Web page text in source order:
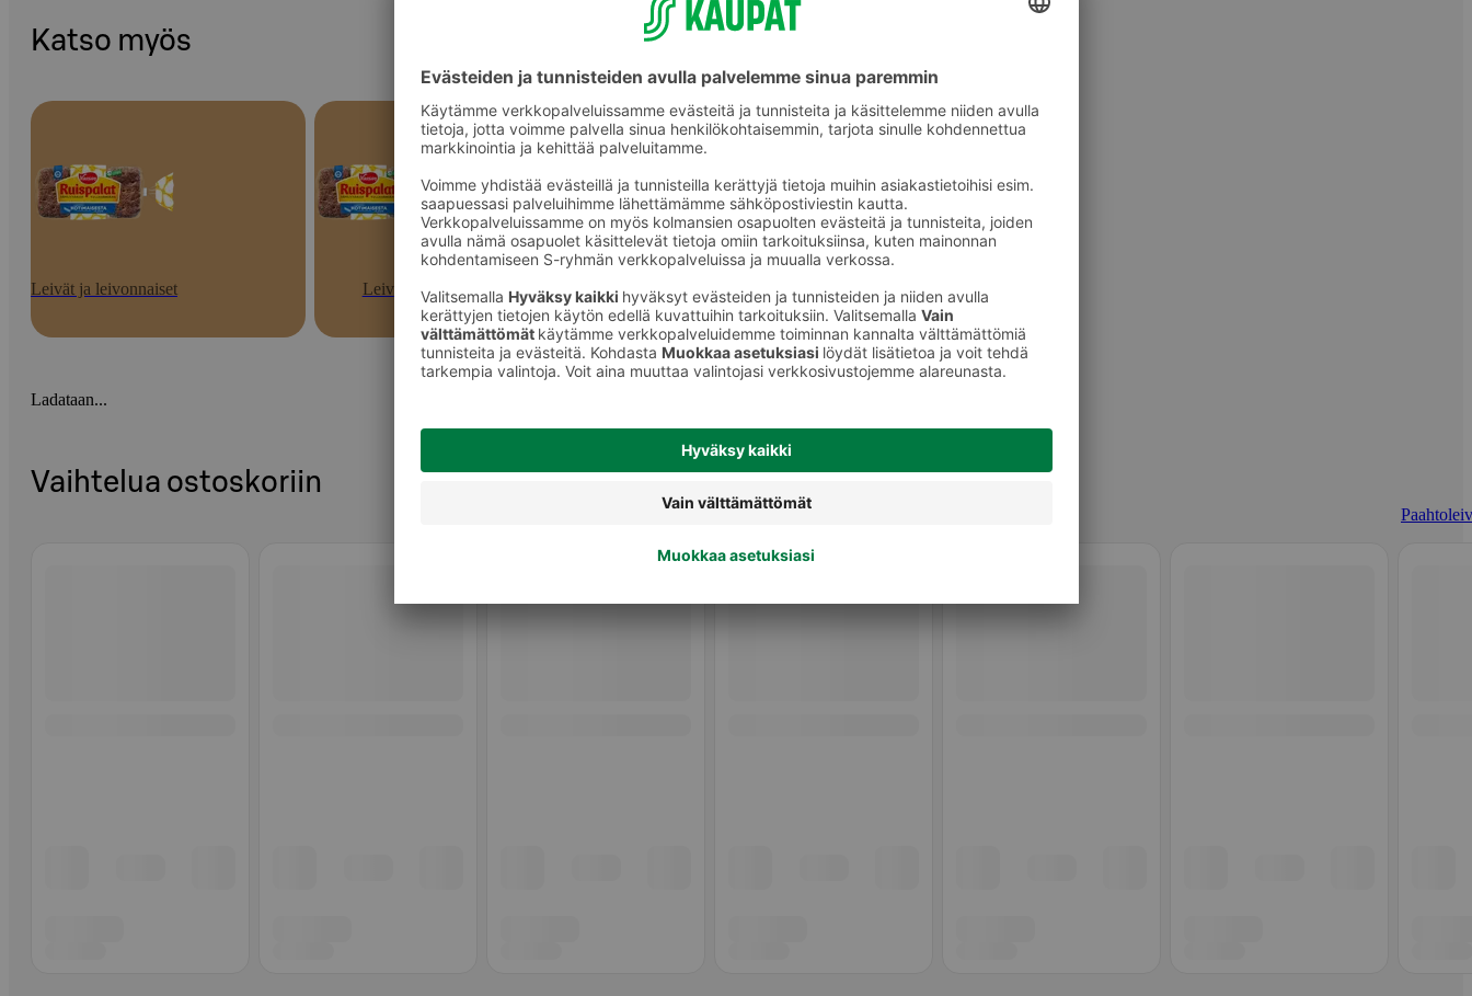
Katso myös
Leivät ja leivonnaiset Leivät Paahtoleivät
Ladataan...
Vaihtelua ostoskoriin